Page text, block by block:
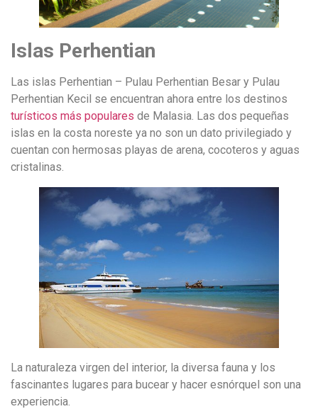
Islas Perhentian
Las islas Perhentian – Pulau Perhentian Besar y Pulau
turísticos más populares de Malasia. Las dos pequeñas
islas en la costa noreste ya no son un dato privilegiado y
cuentan con hermosas playas de arena, cocoteros y aguas
cristalinas.
La naturaleza virgen del interior, la diversa fauna y los
fascinantes lugares para bucear y hacer esnórquel son una
experiencia.